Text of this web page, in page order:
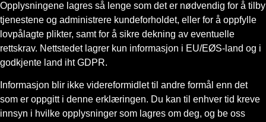
Opplysningene lagres så lenge som det er nødvendig for å tilby
tjenestene og administrere kundeforholdet, eller for å oppfylle
lovpålagte plikter, samt for å sikre dekning av eventuelle
rettskrav. Nettstedet lagrer kun informasjon i EU/EØS-land og i
godkjente land iht GDPR.
Informasjon blir ikke videreformidlet til andre formål enn det
som er oppgitt i denne erklæringen. Du kan til enhver tid kreve
innsyn i hvilke opplysninger som lagres om deg, og be oss